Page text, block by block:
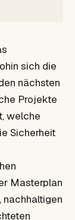
sich die
nächsten
Projekte
welche
Sicherheit
Masterplan
nachhaltigen